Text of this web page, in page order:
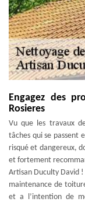
Engagez des
Rosieres
Vu que les travaux
tâches qui se passent
risqué et dangereux,
et fortement
Artisan Duculty David
maintenance de
et a l’intention de